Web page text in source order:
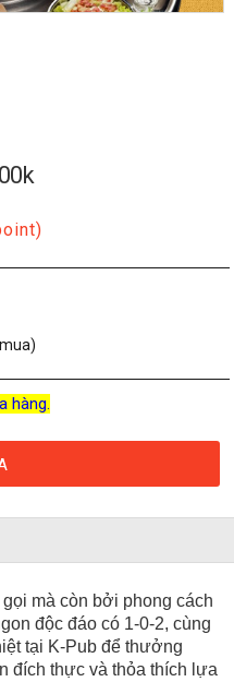
hàng.
mà còn bởi phong cách
độc đáo có 1-0-2, cùng
tại K-Pub để thưởng
đích thực và thỏa thích lựa